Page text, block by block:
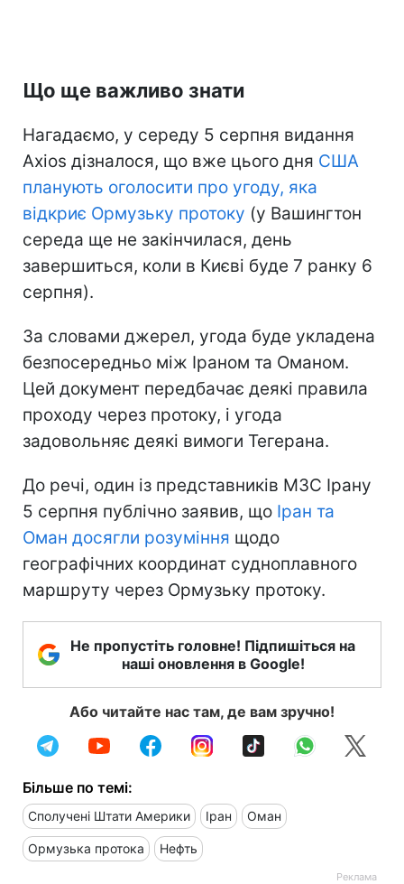
Що ще важливо знати
Нагадаємо, у середу 5 серпня видання
Axios дізналося, що вже цього дня США
планують оголосити про угоду, яка
відкриє Ормузьку протоку (у Вашингтон
середа ще не закінчилася, день
завершиться, коли в Києві буде 7 ранку 6
серпня).
За словами джерел, угода буде укладена
безпосередньо між Іраном та Оманом.
Цей документ передбачає деякі правила
проходу через протоку, і угода
задовольняє деякі вимоги Тегерана.
До речі, один із представників МЗС Ірану
5 серпня публічно заявив, що Іран та
Оман досягли розуміння щодо
географічних координат судноплавного
маршруту через Ормузьку протоку.
Не пропустіть головне! Підпишіться на
наші оновлення в Google!
Або читайте нас там, де вам зручно!
Більше по темі:
Сполучені Штати Америки Іран Оман
Ормузька протока Нефть